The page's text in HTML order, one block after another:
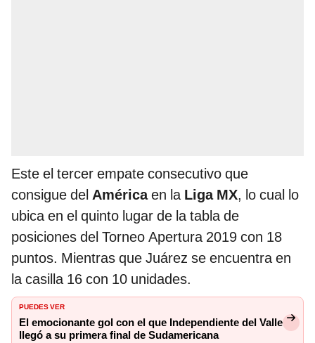
Este el tercer empate consecutivo que
consigue del Américaen la Liga MX, lo cual lo
ubica en el quinto lugar de la tabla de
posiciones del Torneo Apertura 2019 con 18
puntos. Mientras que Juárez se encuentra en
la casilla 16 con 10 unidades.
PUEDES VER
El emocionante gol con el que Independiente del Valle
llegó a su primera final de Sudamericana